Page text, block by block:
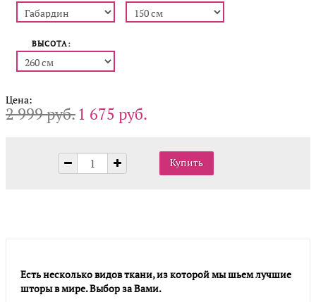
ВЫСОТА:
Цена:
2 999 руб.1 675 руб.
Есть несколько видов ткани, из которой мы шьем лучшие
шторы в мире. Выбор за Вами.